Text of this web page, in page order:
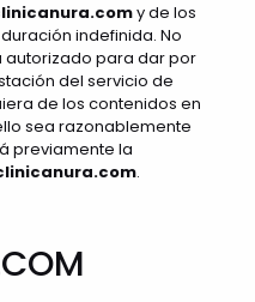
y de los
indefinida. No
autorizado para dar por
del servicio de
de los contenidos en
sea razonablemente
previamente la
.